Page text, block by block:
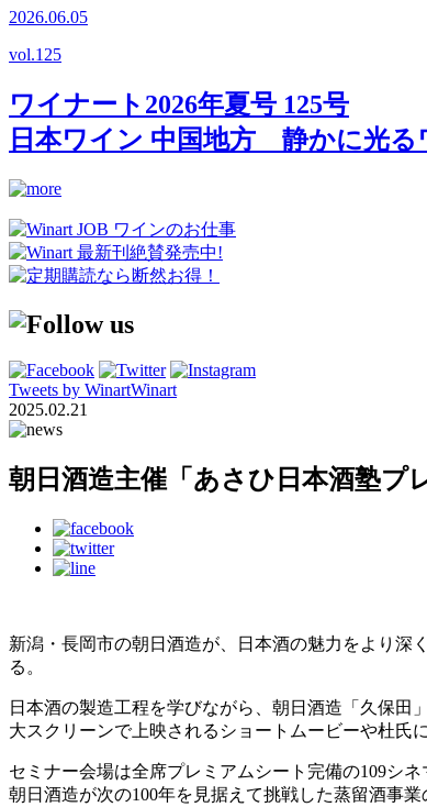
2026.06.05
vol.125
ワイナート2026年夏号 125号
日本ワイン 中国地方 静かに光る
Tweets by WinartWinart
2025.02.21
朝日酒造主催「あさひ日本酒塾プ
新潟・長岡市の朝日酒造が、日本酒の魅力をより深
る。
日本酒の製造工程を学びながら、朝日酒造「久保田
大スクリーンで上映されるショートムービーや杜氏
セミナー会場は全席プレミアムシート完備の109シ
朝日酒造が次の100年を見据えて挑戦した蒸留酒事